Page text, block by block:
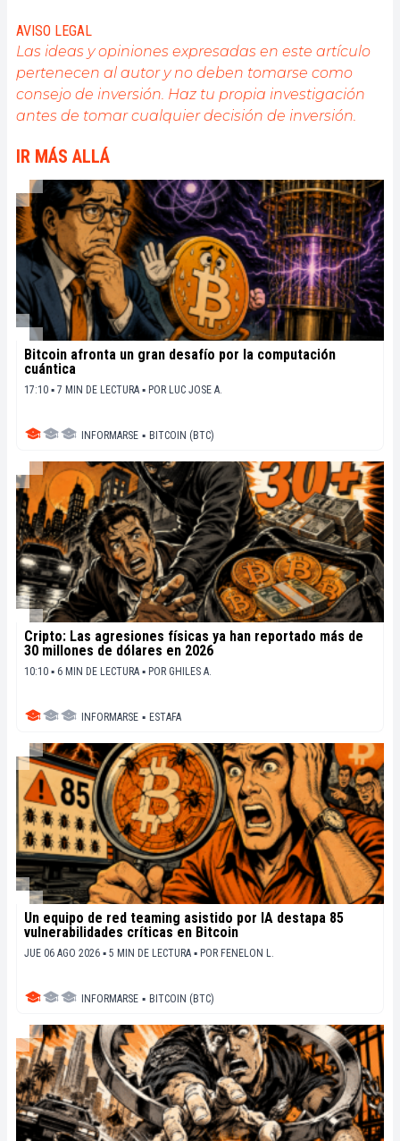
AVISO LEGAL
Las ideas y opiniones expresadas en este artículo
pertenecen al autor y no deben tomarse como
consejo de inversión. Haz tu propia investigación
antes de tomar cualquier decisión de inversión.
IR MÁS ALLÁ
Bitcoin afronta un gran desafío por la computación
cuántica
17:10 ▪ 7 MIN DE LECTURA ▪ POR LUC JOSE A.
INFORMARSE ▪ BITCOIN (BTC)
Cripto: Las agresiones físicas ya han reportado más de
30 millones de dólares en 2026
10:10 ▪ 6 MIN DE LECTURA ▪ POR GHILES A.
INFORMARSE ▪ ESTAFA
Un equipo de red teaming asistido por IA destapa 85
vulnerabilidades críticas en Bitcoin
JUE 06 AGO 2026 ▪ 5 MIN DE LECTURA ▪ POR FENELON L.
INFORMARSE ▪ BITCOIN (BTC)